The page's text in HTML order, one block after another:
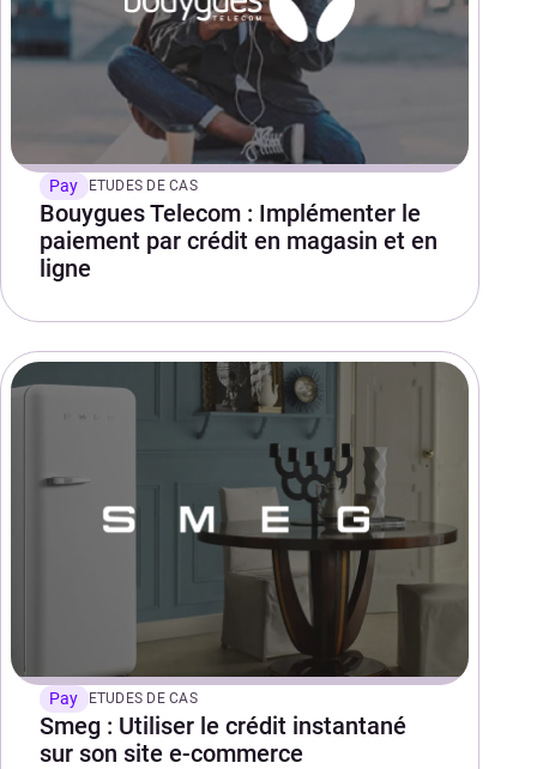
Pay ETUDES DE CAS
Bouygues Telecom : Implémenter le
paiement par crédit en magasin et en
ligne
Pay ETUDES DE CAS
Smeg : Utiliser le crédit instantané
sur son site e-commerce